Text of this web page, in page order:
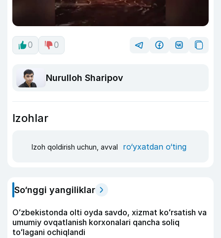
0 0
Nurulloh Sharipov
Izohlar
Izoh qoldirish uchun, avval ro‘yxatdan o‘ting
So‘nggi yangiliklar
Oʻzbekistonda olti oyda savdo, xizmat koʻrsatish va
umumiy ovqatlanish korxonalari qancha soliq
toʻlagani ochiqlandi